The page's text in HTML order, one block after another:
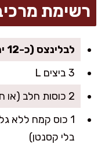
רשימת
לבלינצס (כ-12 יחידות):
3 ביצים L
2 כוסות חלב (או חלב ללא לקטוז)
1 כוס קמח ללא
בלי קסנטן)